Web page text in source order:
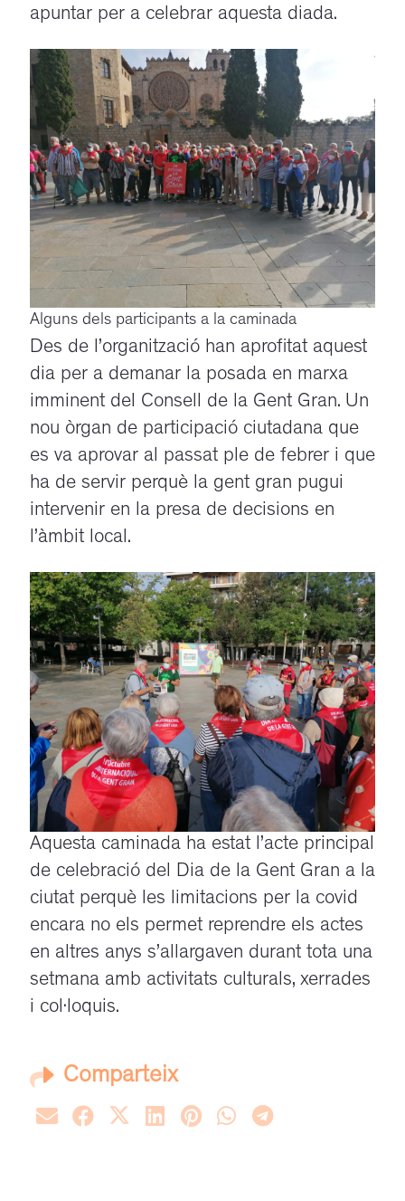
apuntar per a celebrar aquesta diada.
Alguns dels participants a la caminada
Des de l’organització han aprofitat aquest
dia per a demanar la posada en marxa
imminent del Consell de la Gent Gran. Un
nou òrgan de participació ciutadana que
es va aprovar al passat ple de febrer i que
ha de servir perquè la gent gran pugui
intervenir en la presa de decisions en
l’àmbit local.
Aquesta caminada ha estat l’acte principal
de celebració del Dia de la Gent Gran a la
ciutat perquè les limitacions per la covid
encara no els permet reprendre els actes
en altres anys s’allargaven durant tota una
setmana amb activitats culturals, xerrades
i col·loquis.
Comparteix